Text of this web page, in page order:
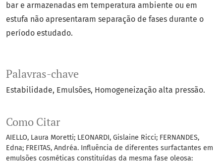
Palavras-chave
Estabilidade Emulsões Homogeneização alta pressão.
Como Citar
AIELLO, Laura Moretti; LEONARDI, Gislaine Ricci; FERNANDES,
Edna; FREITAS, Andréa. Influência de diferentes surfactantes em
emulsões cosméticas constituídas da mesma fase oleosa:
bar e armazenadas em temperatura ambiente ou em
estufa não apresentaram separação de fases durante o
período estudado.